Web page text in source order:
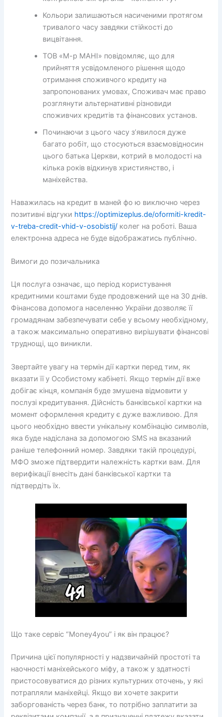
Кольори залишаються насиченими протягом
тривалого часу завдяки стійкості до
вицвітання.
ТОВ «М-р МАНІ» повідомляє, що для
прийняття усвідомленого рішення щодо
отримання споживчого кредиту на
запропонованих умовах, Споживач має право
розглянути альтернативні різновиди
споживчих кредитів та фінансових установ.
Починаючи з цього часу з’явилося дуже
багато робіт, що стосуються взаємовідносин
цього батька Церкви, котрий в молодості на
кілька років відкинув християнство, і
маніхейства.
Наважилась на кредит в маней фо ю виключно через
позитивні відгуки https://optimizeplus.de/oformiti-kredit-
v-treba-credit-vhid-v-osobistij/ колег на роботі. Ваша
електронна адреса не буде відображатись публічно.
Вимоги до позичальника
Ця послуга означає, що період користування
кредитними коштами буде продовжений ще на 30 днів.
Фінансова допомога населенню України дозволяє її
громадянам забезпечувати себе у всьому необхідному,
а також максимально оперативно вирішувати фінансові
труднощі, що виникли.
Звертайте увагу на термін дії картки перед тим, як
вказати її у Особистому кабінеті. Якщо термін дії вже
добігає кінця, компанія буде змушена відмовити у
послузі кредитування. Дійсність банківської картки на
момент оформлення кредиту є дуже важливою. Для
цього необхідно ввести унікальну комбінацію символів,
яка буде надіслана за допомогою SMS на вказаний
раніше телефонний номер. Завдяки такій процедурі,
МФО зможе підтвердити належність картки вам. Для
верифікації внесіть дані банківської картки та
підтвердіть їх.
Що таке сервіс “Money4you” і як він працює?
Причина цієї популярності у надзвичайній простоті та
наочності маніхейського міфу, а також у здатності
пристосовуватися до різних культурних оточень, у які
потрапляли маніхейці. Якщо ви хочете закрити
заборгованість через банк, то потрібно заплатити за